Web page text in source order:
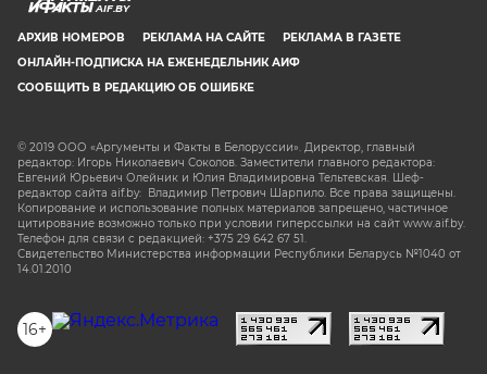
AIF.BY
АРХИВ НОМЕРОВ РЕКЛАМА НА САЙТЕ
РЕКЛАМА В ГАЗЕТЕ
ОНЛАЙН-ПОДПИСКА НА ЕЖЕНЕДЕЛЬНИК АИФ
СООБЩИТЬ В РЕДАКЦИЮ ОБ ОШИБКЕ
© 2019 ООО «Аргументы и Факты в Белоруссии». Директор, главный
редактор: Игорь Николаевич Соколов. Заместители главного редактора:
Евгений Юрьевич Олейник и Юлия Владимировна Тельтевская. Шеф-
редактор сайта aif.by: Владимир Петрович Шарпило. Все права защищены.
Копирование и использование полных материалов запрещено, частичное
цитирование возможно только при условии гиперссылки на сайт www.aif.by.
Телефон для связи с редакцией: +375 29 642 67 51.
Свидетельство Министерства информации Республики Беларусь №1040 от
14.01.2010
16+